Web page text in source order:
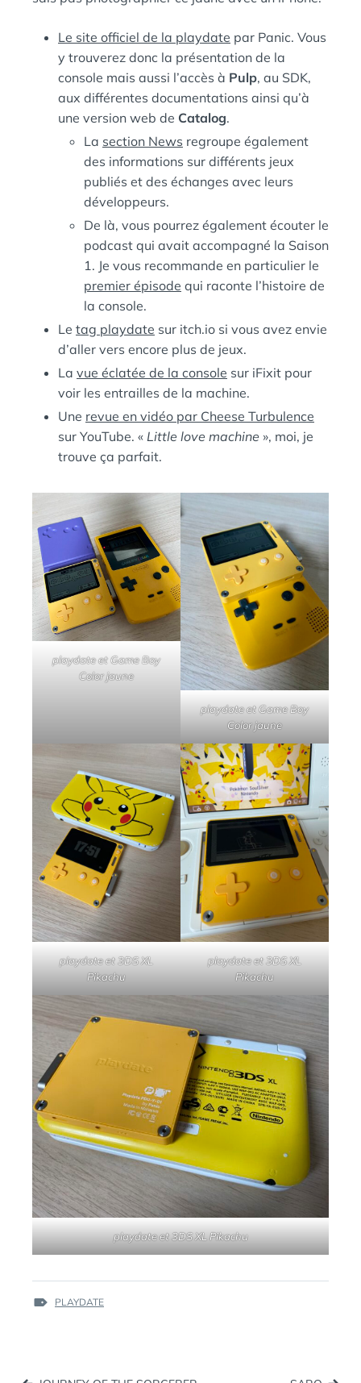
Le site officiel de la playdate par Panic. Vous
y trouverez donc la présentation de la
console mais aussi l’accès à Pulp, au SDK,
aux différentes documentations ainsi qu’à
une version web de Catalog.
La section News regroupe également
des informations sur différents jeux
publiés et des échanges avec leurs
développeurs.
De là, vous pourrez également écouter le
podcast qui avait accompagné la Saison
1. Je vous recommande en particulier le
premier épisode qui raconte l’histoire de
la console.
Le tag playdate sur itch.io si vous avez envie
d’aller vers encore plus de jeux.
La vue éclatée de la console sur iFixit pour
voir les entrailles de la machine.
Une revue en vidéo par Cheese Turbulence
sur YouTube. « Little love machine », moi, je
trouve ça parfait.
playdate et Game Boy
Color jaune
playdate et Game Boy
Color jaune
playdate et 3DS XL
Pikachu
playdate et 3DS XL
Pikachu
playdate et 3DS XL Pikachu
ÉTIQUETTES :
PLAYDATE
Navigation